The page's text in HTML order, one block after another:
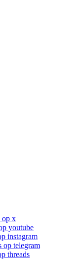
op x
youtube
instagram
op telegram
threads